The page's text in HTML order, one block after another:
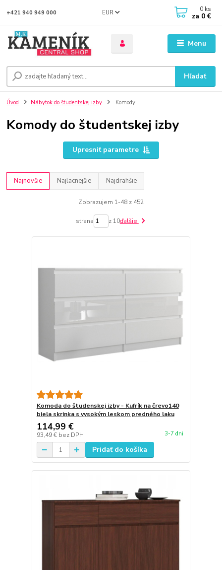
Menu
EUR
Hľadať
+421 940 949 000 0 ks
za 0 €
Úvod Nábytok do študentskej izby Komody
Komody do študentskej izby
Upresniť parametre
Najnovšie Najlacnejšie Najdrahšie
Zobrazujem 1-48 z 452
strana z 10ďalšie
Komoda do študenskej izby - Kufrík na črevo140
biela skrinka s vysokým leskom predného laku
114,99 €
93,49 € bez DPH 3-7 dni
Pridať do košíka